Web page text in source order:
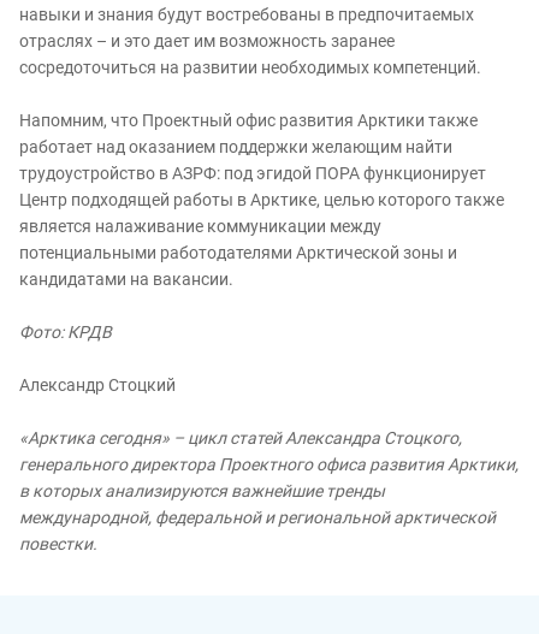
навыки и знания будут востребованы в предпочитаемых
отраслях – и это дает им возможность заранее
сосредоточиться на развитии необходимых компетенций.
Напомним, что Проектный офис развития Арктики также
работает над оказанием поддержки желающим найти
трудоустройство в АЗРФ: под эгидой ПОРА функционирует
Центр подходящей работы в Арктике, целью которого также
является налаживание коммуникации между
потенциальными работодателями Арктической зоны и
кандидатами на вакансии.
Фото: КРДВ
Александр Стоцкий
«Арктика сегодня» – цикл статей Александра Стоцкого,
генерального директора Проектного офиса развития Арктики,
в которых анализируются важнейшие тренды
международной, федеральной и региональной арктической
повестки.